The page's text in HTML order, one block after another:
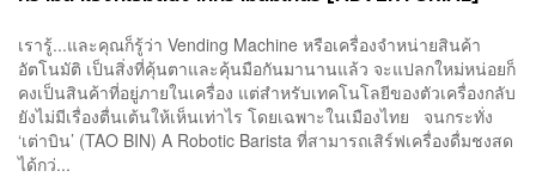
เรารู้...และคุณก็รู้ว่า Vending Machine หรือเครื่องจำหน่ายสินค้า
อัตโนมัติ เป็นสิ่งที่คุ้นตาและคุ้นมือกันมานานแล้ว จะแปลกใหม่หน่อยก็
คงเป็นสินค้าที่อยู่ภายในเครื่อง แต่สำหรับเทคโนโลยีของตัวเครื่องกลับ
ยังไม่มีเรื่องตื่นเต้นให้เห็นเท่าไร โดยเฉพาะในเมืองไทย จนกระทั่ง
‘เต่าบิน’ (TAO BIN) A Robotic Barista ที่สามารถเสิร์ฟเครื่องดื่มชงสด
ได้กว่...